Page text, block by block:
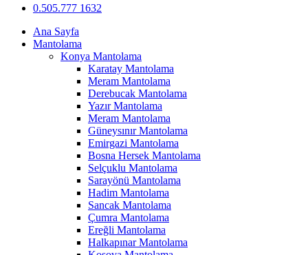
0.505.777 1632
Ana Sayfa
Mantolama
Konya Mantolama
Karatay Mantolama
Meram Mantolama
Derebucak Mantolama
Yazır Mantolama
Meram Mantolama
Güneysınır Mantolama
Emirgazi Mantolama
Bosna Hersek Mantolama
Selçuklu Mantolama
Sarayönü Mantolama
Hadim Mantolama
Sancak Mantolama
Çumra Mantolama
Ereğli Mantolama
Halkapınar Mantolama